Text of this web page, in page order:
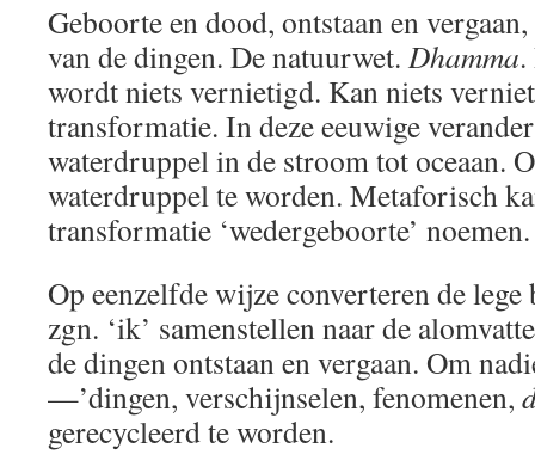
Geboorte en dood, ontstaan en
van de dingen. De natuurwet. Dhamma
wordt niets vernietigd. Kan niets
transformatie. In deze eeuwige
waterdruppel in de stroom tot oceaan.
waterdruppel te worden. Metaforisch
transformatie ‘wedergeboorte’ noemen.
Op eenzelfde wijze converteren de lege
zgn. ‘ik’ samenstellen naar de
de dingen ontstaan en vergaan. Om
—’dingen, verschijnselen, fenomenen,
gerecycleerd te worden.